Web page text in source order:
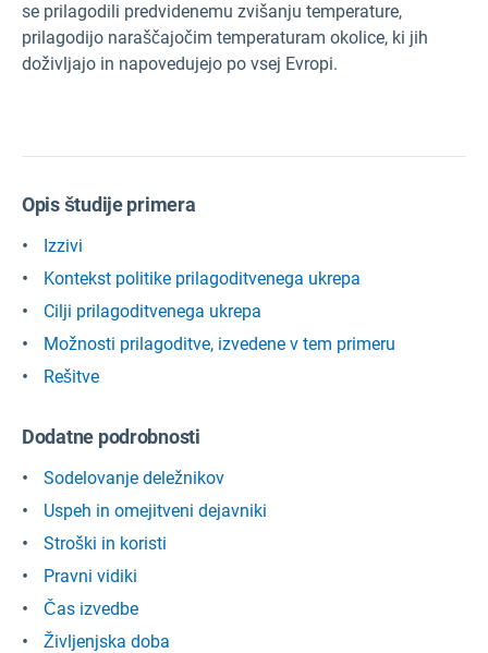
se prilagodili predvidenemu zvišanju temperature,
prilagodijo naraščajočim temperaturam okolice, ki jih
doživljajo in napovedujejo po vsej Evropi.
Opis študije primera
Izzivi
Kontekst politike prilagoditvenega ukrepa
Cilji prilagoditvenega ukrepa
Možnosti prilagoditve, izvedene v tem primeru
Rešitve
Dodatne podrobnosti
Sodelovanje deležnikov
Uspeh in omejitveni dejavniki
Stroški in koristi
Pravni vidiki
Čas izvedbe
Življenjska doba